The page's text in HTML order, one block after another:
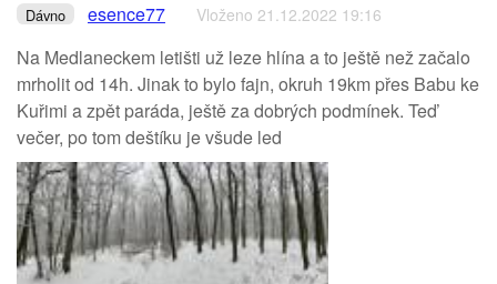
Dávno esence77 Vloženo 21.12.2022 19:16
Na Medlaneckem letišti už leze hlína a to ještě než začalo
mrholit od 14h. Jinak to bylo fajn, okruh 19km přes Babu ke
Kuřimi a zpět paráda, ještě za dobrých podmínek. Teď
večer, po tom deštíku je všude led